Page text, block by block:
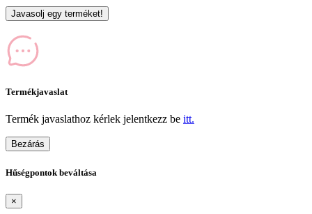
Javasolj egy terméket!
Termékjavaslat
Termék javaslathoz kérlek jelentkezz be itt.
Bezárás
Hűségpontok beváltása
×